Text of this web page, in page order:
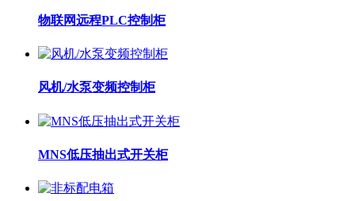
物联网远程PLC控制柜
风机/水泵变频控制柜
MNS低压抽出式开关柜